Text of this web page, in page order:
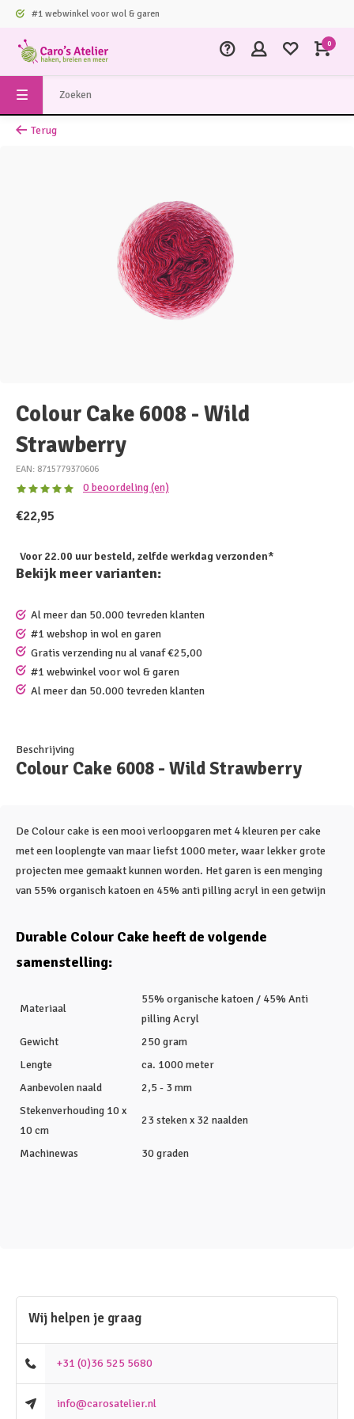
#1 webwinkel voor wol & garen
0
Terug
Colour Cake 6008 - Wild
Strawberry
EAN: 8715779370606
0 beoordeling (en)
€22,95
Voor 22.00 uur besteld, zelfde werkdag verzonden*
Bekijk meer varianten:
Al meer dan 50.000 tevreden klanten
#1 webshop in wol en garen
Gratis verzending nu al vanaf €25,00
#1 webwinkel voor wol & garen
Al meer dan 50.000 tevreden klanten
Beschrijving
Colour Cake 6008 - Wild Strawberry
De Colour cake is een mooi verloopgaren met 4 kleuren per cake
met een looplengte van maar liefst 1000 meter, waar lekker grote
projecten mee gemaakt kunnen worden. Het garen is een menging
van 55% organisch katoen en 45% anti pilling acryl in een getwijn
Durable Colour Cake heeft de volgende
samenstelling:
Materiaal
55% organische katoen / 45% Anti
pilling Acryl
Gewicht
250 gram
Lengte
ca. 1000 meter
Aanbevolen naald
2,5 - 3 mm
Stekenverhouding 10 x
10 cm
23 steken x 32 naalden
Machinewas 30 graden
Wij helpen je graag
+31 (0)36 525 5680
info@carosatelier.nl